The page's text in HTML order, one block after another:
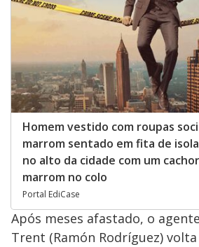
Homem vestido com roupas
marrom sentado em fita de
no alto da cidade com um
marrom no colo
Portal EdiCase
Após meses afastado, o
Trent (Ramón Rodríguez) volta